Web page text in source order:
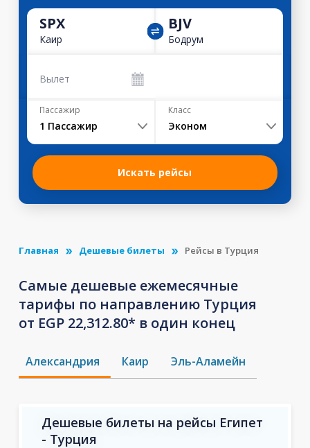
SPX
Каир
BJV
Бодрум
Вылет
Пассажир
1 Пассажир
Класс
Эконом
Искать рейсы
Главная Дешевые билеты Рейсы в Турция
Самые дешевые ежемесячные
тарифы по направлению Турция
от EGP 22,312.80* в один конец
Александрия Каир Эль-Аламейн
Дешевые билеты на рейсы Египет
- Турция